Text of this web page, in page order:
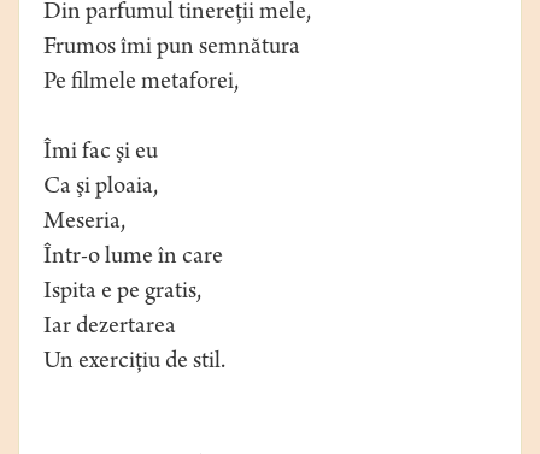
Din parfumul tinereţii mele,
Frumos îmi pun semnătura
Pe filmele metaforei,
Îmi fac şi eu
Ca şi ploaia,
Meseria,
Într-o lume în care
Ispita e pe gratis,
Iar dezertarea
Un exerciţiu de stil.